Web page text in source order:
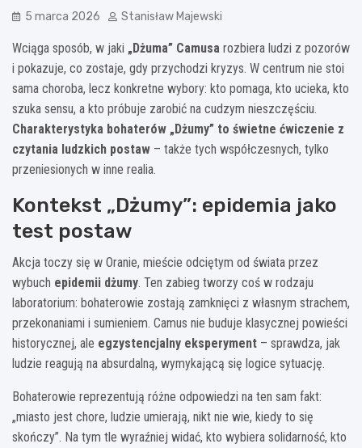
5 marca 2026 Stanisław Majewski
Wciąga sposób, w jaki „Dżuma” Camusa rozbiera ludzi z pozorów
i pokazuje, co zostaje, gdy przychodzi kryzys. W centrum nie stoi
sama choroba, lecz konkretne wybory: kto pomaga, kto ucieka, kto
szuka sensu, a kto próbuje zarobić na cudzym nieszczęściu.
Charakterystyka bohaterów „Dżumy” to świetne ćwiczenie z
czytania ludzkich postaw – także tych współczesnych, tylko
przeniesionych w inne realia.
Kontekst „Dżumy”: epidemia jako
test postaw
Akcja toczy się w Oranie, mieście odciętym od świata przez
wybuch epidemii dżumy. Ten zabieg tworzy coś w rodzaju
laboratorium: bohaterowie zostają zamknięci z własnym strachem,
przekonaniami i sumieniem. Camus nie buduje klasycznej powieści
historycznej, ale egzystencjalny eksperyment – sprawdza, jak
ludzie reagują na absurdalną, wymykającą się logice sytuację.
Bohaterowie reprezentują różne odpowiedzi na ten sam fakt:
„miasto jest chore, ludzie umierają, nikt nie wie, kiedy to się
skończy”. Na tym tle wyraźniej widać, kto wybiera solidarność, kto